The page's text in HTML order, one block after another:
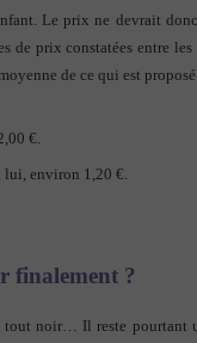
Le prix ne devrait
de prix constatées entre
de ce qui est
€.
lui, environ 1,20 €.
finalement ?
noir… Il reste pourtant